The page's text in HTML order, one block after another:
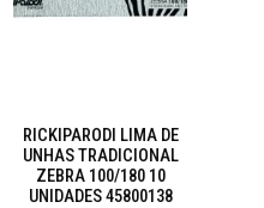
RICKIPARODI LIMA DE
UNHAS TRADICIONAL
ZEBRA 100/180 10
UNIDADES 45800138